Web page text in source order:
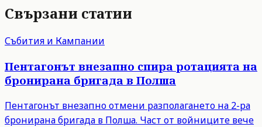
Свързани статии
Събития и Кампании
Пентагонът внезапно спира ротацията на
бронирана бригада в Полша
Пентагонът внезапно отмени разполагането на 2-ра
бронирана бригада в Полша. Част от войниците вече